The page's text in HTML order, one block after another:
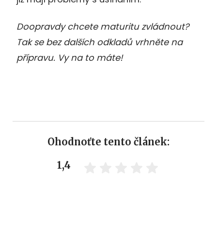
Doopravdy chcete maturitu zvládnout?
Tak se bez dalších odkladů vrhněte na
přípravu. Vy na to máte!
Ohodnoťte tento článek:
1,4